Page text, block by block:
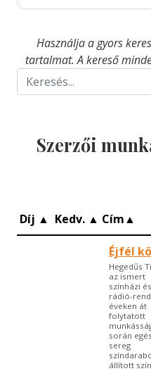
Használja a gyors
tartalmat. A kereső
Szerzői
Díj ▲ Kedv. ▲ Cím▲
Éjfél
Hegedűs
az ismert
színházi és
rádió-
éveken át
folytatott
során
sereg
állított